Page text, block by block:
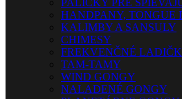
PALIČKY PRE
HANDPANY, TONGUE
KALIMBY A SANSULY
CHIMESY
FREKVENČNÉ
TAM-TAMY
WIND GONGY
NALADENÉ GONGY